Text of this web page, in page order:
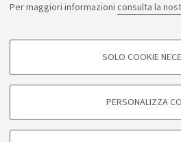
Per maggiori informazioni consulta la
COOKIE DI PROFILAZIONE -
degli utenti, creare profili in base al loro
di marketing.
SOLO COOKIE
PERSONALIZZA
Bologna - Via Zamboni, 33 - 40126
CF: